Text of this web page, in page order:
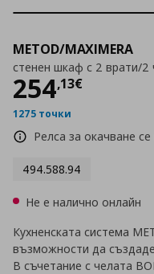
METOD/MAXIMERA
стенен шкаф с 2 врати/2
254,13€
Цена
1275 точки
Релса за окачване
494.588.94
Не е налично онлайн
Кухненската система
възможности да
В съчетание с челата